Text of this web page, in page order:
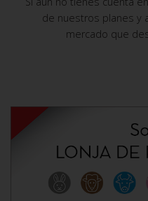
de nuestros planes y
mercado que